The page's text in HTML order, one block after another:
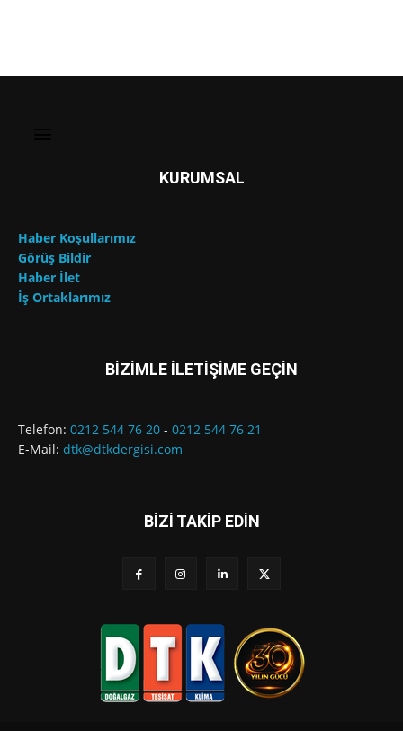
KURUMSAL
Haber Koşullarımız
Görüş Bildir
Haber İlet
İş Ortaklarımız
BİZİMLE İLETİŞİME GEÇİN
Telefon: 0212 544 76 20 - 0212 544 76 21
E-Mail: dtk@dtkdergisi.com
BİZİ TAKİP EDİN